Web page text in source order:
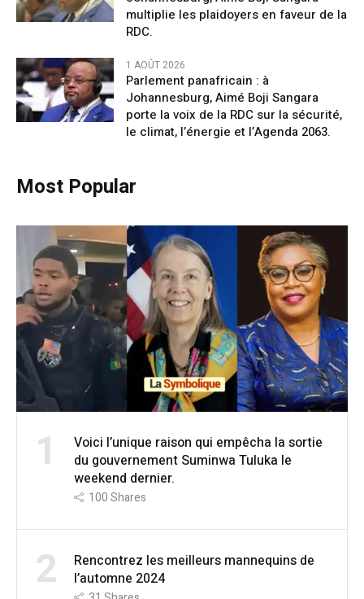
multiplie les plaidoyers en faveur de la
RDC.
1 AOÛT 2026
Parlement panafricain : à
Johannesburg, Aimé Boji Sangara
porte la voix de la RDC sur la sécurité,
le climat, l’énergie et l’Agenda 2063.
Most Popular
1
Voici l’unique raison qui empêcha la sortie
du gouvernement Suminwa Tuluka le
weekend dernier.
100Shares
2
Rencontrez les meilleurs mannequins de
l’automne 2024